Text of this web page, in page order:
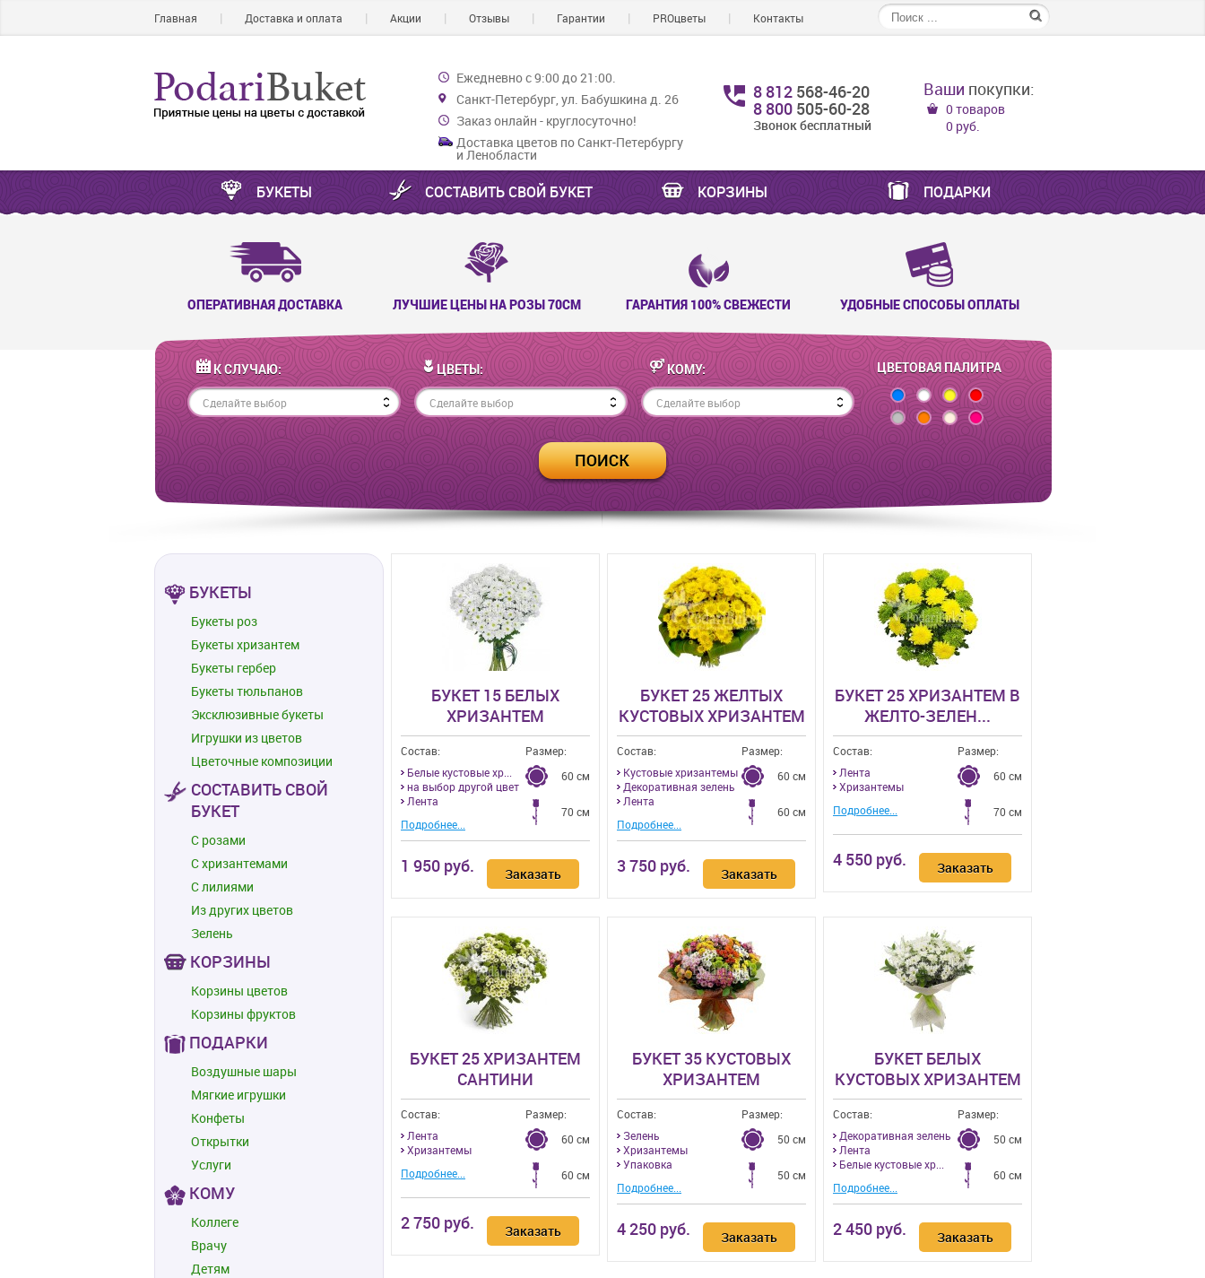
Главная Доставка и оплата Акции Отзывы Гарантии PROцветы Контакты
Ежедневно с 9:00 до 21:00.
Санкт-Петербург, ул. Бабушкина д. 26
Заказ онлайн - круглосуточно!
Доставка цветов по Санкт-Петербургу
и Ленобласти
8 812 568-46-20
8 800 505-60-28
Звонок бесплатный
Ваши покупки:
0 товаров
0 руб.
БУКЕТЫ СОСТАВИТЬ СВОЙ БУКЕТ КОРЗИНЫ ПОДАРКИ
ОПЕРАТИВНАЯ ДОСТАВКА ЛУЧШИЕ ЦЕНЫ НА РОЗЫ 70СМ ГАРАНТИЯ 100% СВЕЖЕСТИ УДОБНЫЕ СПОСОБЫ ОПЛАТЫ
К СЛУЧАЮ:
Сделайте выбор
ЦВЕТЫ:
Сделайте выбор
КОМУ:
Сделайте выбор
ЦВЕТОВАЯ ПАЛИТРА
БУКЕТЫ
Букеты роз
Букеты хризантем
Букеты гербер
Букеты тюльпанов
Эксклюзивные букеты
Игрушки из цветов
Цветочные композиции
СОСТАВИТЬ СВОЙ
БУКЕТ
С розами
С хризантемами
С лилиями
Из других цветов
Зелень
КОРЗИНЫ
Корзины цветов
Корзины фруктов
ПОДАРКИ
Воздушные шары
Мягкие игрушки
Конфеты
Открытки
Услуги
КОМУ
Коллеге
Врачу
Детям
БУКЕТ 15 БЕЛЫХ
ХРИЗАНТЕМ
Состав:
Белые кустовые хр...
на выбор другой цвет
Лента
Подробнее...
Размер:
60 см
70 см
1 950 руб. Заказать
БУКЕТ 25 ЖЕЛТЫХ
КУСТОВЫХ ХРИЗАНТЕМ
Состав:
Кустовые хризантемы
Декоративная зелень
Лента
Подробнее...
Размер:
60 см
60 см
3 750 руб. Заказать
БУКЕТ 25 ХРИЗАНТЕМ В
ЖЕЛТО-ЗЕЛЕН...
Состав:
Лента
Хризантемы
Подробнее...
Размер:
60 см
70 см
4 550 руб. Заказать
БУКЕТ 25 ХРИЗАНТЕМ
САНТИНИ
Состав:
Лента
Хризантемы
Подробнее...
Размер:
60 см
60 см
2 750 руб. Заказать
БУКЕТ 35 КУСТОВЫХ
ХРИЗАНТЕМ
Состав:
Зелень
Хризантемы
Упаковка
Подробнее...
Размер:
50 см
50 см
4 250 руб. Заказать
БУКЕТ БЕЛЫХ
КУСТОВЫХ ХРИЗАНТЕМ
Состав:
Декоративная зелень
Лента
Белые кустовые хр...
Подробнее...
Размер:
50 см
60 см
2 450 руб. Заказать